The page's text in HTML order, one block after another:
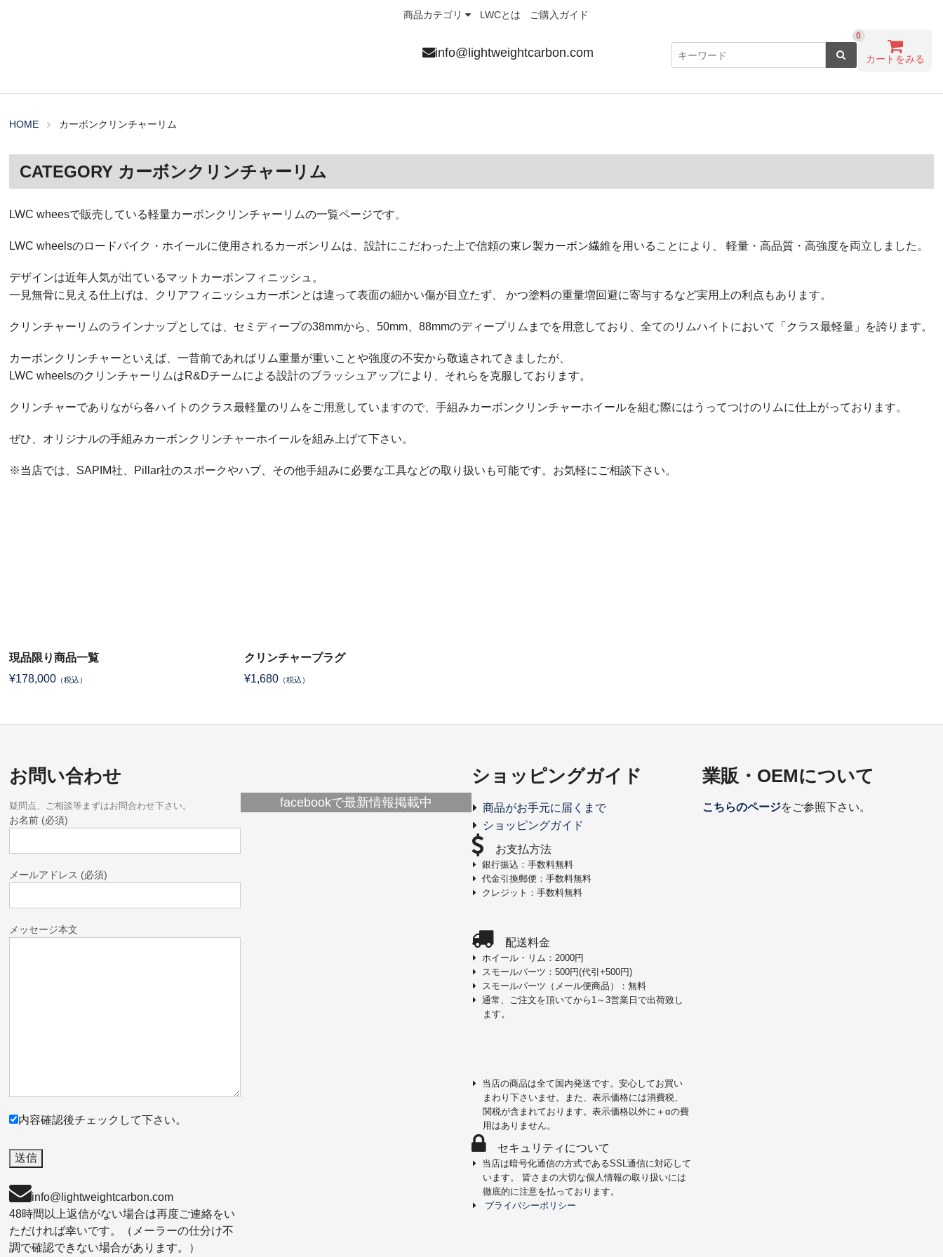
カートをみる
0
商品カテゴリ LWCとは ご購入ガイド
info@lightweightcarbon.com
HOME カーボンクリンチャーリム
CATEGORY カーボンクリンチャーリム
LWC wheesで販売している軽量カーボンクリンチャーリムの一覧ページです。
LWC wheelsのロードバイク・ホイールに使用されるカーボンリムは、設計にこだわった上で信頼の東レ製カーボン繊維を用いることにより、 軽量・高品質・高強度を両立しました。
デザインは近年人気が出ているマットカーボンフィニッシュ。
一見無骨に見える仕上げは、クリアフィニッシュカーボンとは違って表面の細かい傷が目立たず、 かつ塗料の重量増回避に寄与するなど実用上の利点もあります。
クリンチャーリムのラインナップとしては、セミディープの38mmから、50mm、88mmのディープリムまでを用意しており、全てのリムハイトにおいて「クラス最軽量」を誇ります。
カーボンクリンチャーといえば、一昔前であればリム重量が重いことや強度の不安から敬遠されてきましたが、
LWC wheelsのクリンチャーリムはR&Dチームによる設計のブラッシュアップにより、それらを克服しております。
クリンチャーでありながら各ハイトのクラス最軽量のリムをご用意していますので、手組みカーボンクリンチャーホイールを組む際にはうってつけのリムに仕上がっております。
ぜひ、オリジナルの手組みカーボンクリンチャーホイールを組み上げて下さい。
※当店では、SAPIM社、Pillar社のスポークやハブ、その他手組みに必要な工具などの取り扱いも可能です。お気軽にご相談下さい。
現品限り商品一覧
¥178,000 （税込）
クリンチャープラグ
¥1,680（税込）
お問い合わせ
疑問点、ご相談等まずはお問合わせ下さい。
お名前 (必須)
メールアドレス (必須)
メッセージ本文
内容確認後チェックして下さい。
info@lightweightcarbon.com
48時間以上返信がない場合は再度ご連絡をい
ただければ幸いです。（メーラーの仕分け不
調で確認できない場合があります。）
facebookで最新情報掲載中
ショッピングガイド
商品がお手元に届くまで
ショッピングガイド
お支払方法
銀行振込：手数料無料
代金引換郵便：手数料無料
クレジット：手数料無料
配送料金
ホイール・リム：2000円
スモールパーツ：500円(代引+500円)
スモールパーツ（メール便商品）：無料
通常、ご注文を頂いてから1～3営業日で出荷致し
ます。
当店の商品は全て国内発送です。安心してお買い
まわり下さいませ。また、表示価格には消費税、
関税が含まれております。表示価格以外に＋αの費
用はありません。
セキュリティについて
当店は暗号化通信の方式であるSSL通信に対応して
います。 皆さまの大切な個人情報の取り扱いには
徹底的に注意を払っております。
プライバシーポリシー
業販・OEMについて
こちらのページをご参照下さい。